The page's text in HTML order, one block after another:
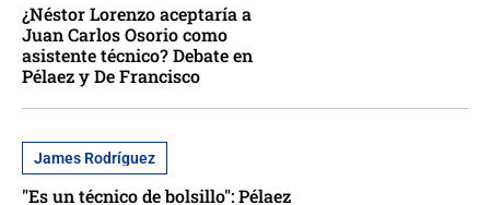
¿Néstor Lorenzo aceptaría a
Juan Carlos Osorio como
asistente técnico? Debate en
Pélaez y De Francisco
James Rodríguez
"Es un técnico de bolsillo": Pélaez